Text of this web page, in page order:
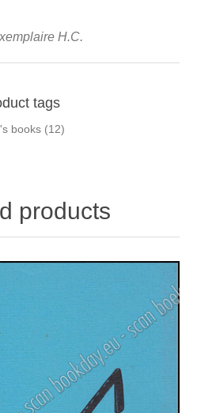
H.C.
tags
books (12)
products